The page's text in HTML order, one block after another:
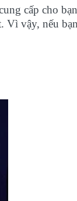
cấp cho
Vì vậy, nếu